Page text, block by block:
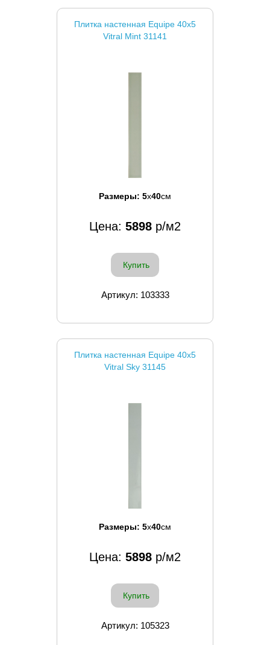
Плитка настенная Equipe 40x5
Vitral Mint 31141
Размеры: 5x40см
Цена: 5898 р/м2
Купить
Артикул: 103333
Плитка настенная Equipe 40x5
Vitral Sky 31145
Размеры: 5x40см
Цена: 5898 р/м2
Купить
Артикул: 105323